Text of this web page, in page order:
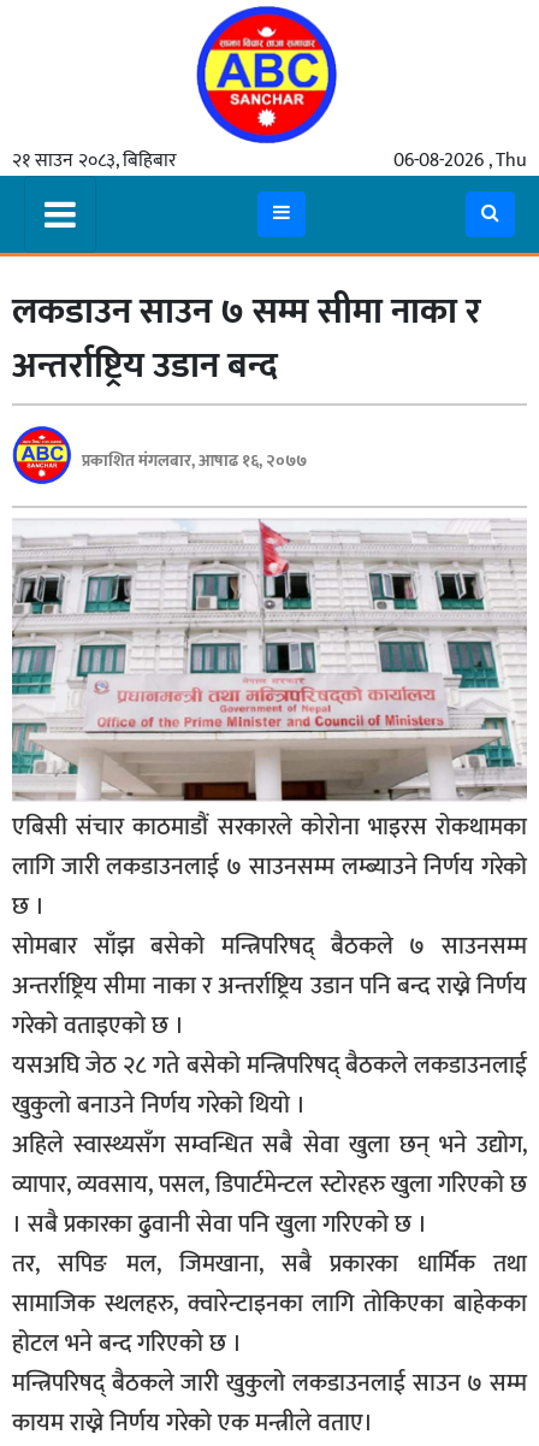
२१ साउन २०८३, बिहिबार 06-08-2026 , Thu
समाचार
मुख्य
समाचार
कुटनीती
अर्थ
रसरङ्ग
यौन/
स्वास्थ्य
भिडियो
बिशेष
भिडियो
पत्रपत्रिका
खेलकुद
बिश्व
अचम्म
दुनिया
बिचार
कुराकानी
जीवनशैली
साहित्य
सूचना-
प्रवधि
लकडाउन साउन ७ सम्म सीमा नाका र
अन्तर्राष्ट्रिय उडान बन्द
प्रकाशित मंगलबार, आषाढ १६, २०७७
एबिसी संचार काठमाडौं सरकारले कोरोना भाइरस रोकथामका
लागि जारी लकडाउनलाई ७ साउनसम्म लम्ब्याउने निर्णय गरेको
छ ।
सोमबार साँझ बसेको मन्त्रिपरिषद् बैठकले ७ साउनसम्म
अन्तर्राष्ट्रिय सीमा नाका र अन्तर्राष्ट्रिय उडान पनि बन्द राख्ने निर्णय
गरेको वताइएको छ ।
यसअघि जेठ २८ गते बसेको मन्त्रिपरिषद् बैठकले लकडाउनलाई
खुकुलो बनाउने निर्णय गरेको थियो ।
अहिले स्वास्थ्यसँग सम्वन्धित सबै सेवा खुला छन् भने उद्योग,
व्यापार, व्यवसाय, पसल, डिपार्टमेन्टल स्टोरहरु खुला गरिएको छ
। सबै प्रकारका ढुवानी सेवा पनि खुला गरिएको छ ।
तर, सपिङ मल, जिमखाना, सबै प्रकारका धार्मिक तथा
सामाजिक स्थलहरु, क्वारेन्टाइनका लागि तोकिएका बाहेकका
होटल भने बन्द गरिएको छ ।
मन्त्रिपरिषद् बैठकले जारी खुकुलो लकडाउनलाई साउन ७ सम्म
कायम राख्ने निर्णय गरेको एक मन्त्रीले वताए।